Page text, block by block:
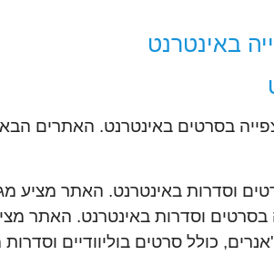
באינטרנט
בסרטים באינטרנט. האתרים
וסדרות באינטרנט. האתר מציע
וסדרות באינטרנט. האתר
כולל סרטים בוליוודיים וסדרות